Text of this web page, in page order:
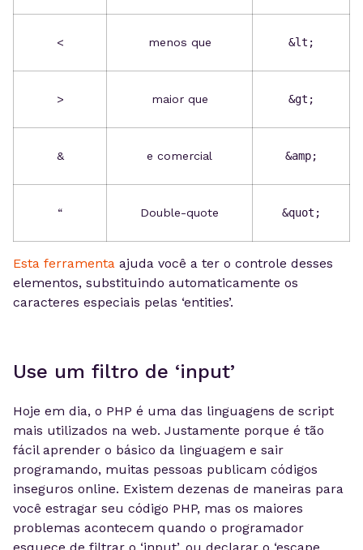
< menos que &lt;
> maior que &gt;
& e comercial &amp;
“ Double-quote &quot;
Esta ferramenta ajuda você a ter o controle desses
elementos, substituindo automaticamente os
caracteres especiais pelas ‘entities’.
Use um filtro de ‘input’
Hoje em dia, o PHP é uma das linguagens de script
mais utilizados na web. Justamente porque é tão
fácil aprender o básico da linguagem e sair
programando, muitas pessoas publicam códigos
inseguros online. Existem dezenas de maneiras para
você estragar seu código PHP, mas os maiores
problemas acontecem quando o programador